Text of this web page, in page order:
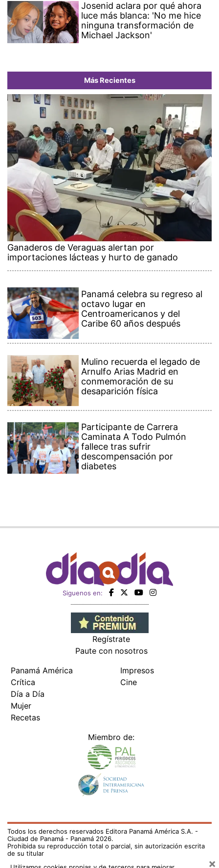
Josenid aclara por qué ahora
luce más blanca: 'No me hice
ninguna transformación de
Michael Jackson'
Más Recientes
Ganaderos de Veraguas alertan por
importaciones lácteas y hurto de ganado
Panamá celebra su regreso al
octavo lugar en
Centroamericanos y del
Caribe 60 años después
Mulino recuerda el legado de
Arnulfo Arias Madrid en
conmemoración de su
desaparición física
Participante de Carrera
Caminata A Todo Pulmón
fallece tras sufrir
descompensación por
diabetes
Siguenos en:
Regístrate
Paute con nosotros
Panamá América
Crítica
Día a Día
Mujer
Recetas
Impresos
Cine
Miembro de:
Todos los derechos reservados Editora Panamá América S.A. -
Ciudad de Panamá - Panamá 2026.
Prohibida su reproducción total o parcial, sin autorización escrita
de su titular
×